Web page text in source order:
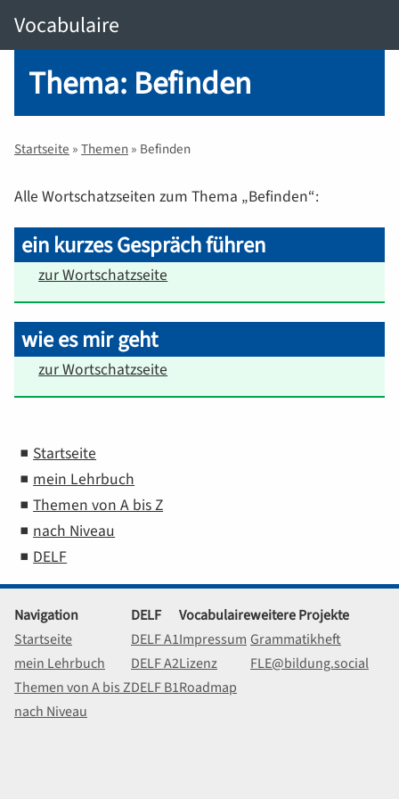
Vocabulaire
Thema: Befinden
Startseite » Themen » Befinden
Alle Wortschatzseiten zum Thema „Befinden“:
ein kurzes Gespräch führen
zur Wortschatzseite
wie es mir geht
zur Wortschatzseite
Startseite
mein Lehrbuch
Themen von A bis Z
nach Niveau
DELF
Navigation
Startseite
mein Lehrbuch
Themen von A bis Z
nach Niveau
DELF
DELF A1
DELF A2
DELF B1
Vocabulaire
Impressum
Lizenz
Roadmap
weitere Projekte
Grammatikheft
FLE@bildung.social